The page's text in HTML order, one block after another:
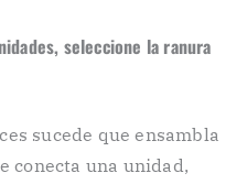
seleccione la ranura
sucede que ensambla
conecta una unidad,